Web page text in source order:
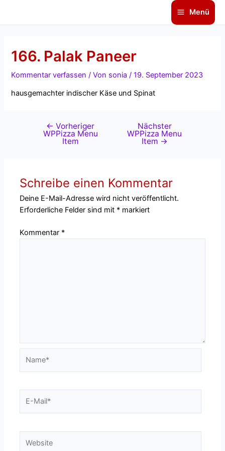
Main
Menü
166. Palak Paneer
Kommentar verfassen / Von sonia/19. September 2023
hausgemachter indischer Käse und Spinat
← Vorheriger
WPPizza Menu
Item
Nächster
WPPizza Menu
Item →
Schreibe einen Kommentar
Deine E-Mail-Adresse wird nicht veröffentlicht.
Erforderliche Felder sind mit * markiert
Kommentar *
Mail*